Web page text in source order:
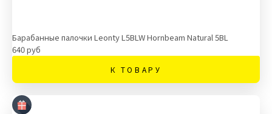
Барабанные палочки Leonty L5BLW Hornbeam Natural 5ВL
640 руб
К ТОВАРУ